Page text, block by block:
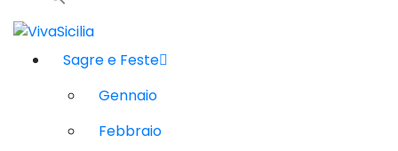
Sagre e Feste
Gennaio
Febbraio